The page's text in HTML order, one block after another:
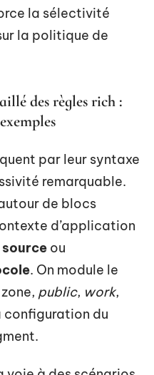
la sélectivité
la politique de
des règles rich :
par leur syntaxe
remarquable.
de blocs
d’application
ou
. On module le
public, work,
configuration du